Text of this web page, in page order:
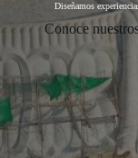
Diseñamos
Conoce